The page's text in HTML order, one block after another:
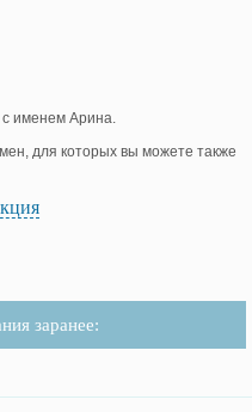
с именем Арина.
для которых вы можете также
заранее: